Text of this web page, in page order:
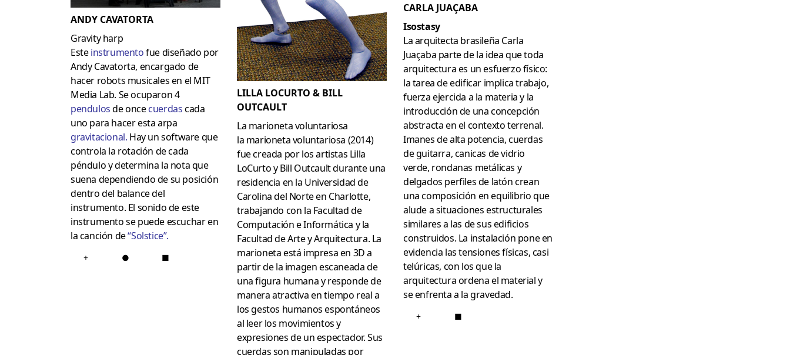
ANDY CAVATORTA
Gravity harp
Esteinstrumentofue diseñado por
Andy Cavatorta, encargado de
hacer robots musicales en el MIT
Media Lab. Se ocuparon 4
pendulosde oncecuerdascada
uno para hacer esta arpa
gravitacional. Hay un software que
controla la rotación de cada
péndulo y determina la nota que
suena dependiendo de su posición
dentro del balance del
instrumento. El sonido de este
instrumento se puede escuchar en
la canción de“Solstice”.
+ ● ■
LILLA LOCURTO & BILL
OUTCAULT
La marioneta voluntariosa
la marioneta voluntariosa (2014)
fue creada por los artistas Lilla
LoCurto y Bill Outcault durante una
residencia en la Universidad de
Carolina del Norte en Charlotte,
trabajando con la Facultad de
Computación e Informática y la
Facultad de Arte y Arquitectura. La
marioneta está impresa en 3D a
partir de la imagen escaneada de
una figura humana y responde de
manera atractiva en tiempo real a
los gestos humanos espontáneos
al leer los movimientos y
expresiones de un espectador. Sus
cuerdas son manipuladas por
CARLA JUAÇABA
Isostasy
La arquitecta brasileña Carla
Juaçaba parte de la idea que toda
arquitectura es un esfuerzo físico:
la tarea de edificar implica trabajo,
fuerza ejercida a la materia y la
introducción de una concepción
abstracta en el contexto terrenal.
Imanes de alta potencia, cuerdas
de guitarra, canicas de vidrio
verde, rondanas metálicas y
delgados perfiles de latón crean
una composición en equilibrio que
alude a situaciones estructurales
similares a las de sus edificios
construidos. La instalación pone en
evidencia las tensiones físicas, casi
telúricas, con los que la
arquitectura ordena el material y
se enfrenta a la gravedad.
+ ■